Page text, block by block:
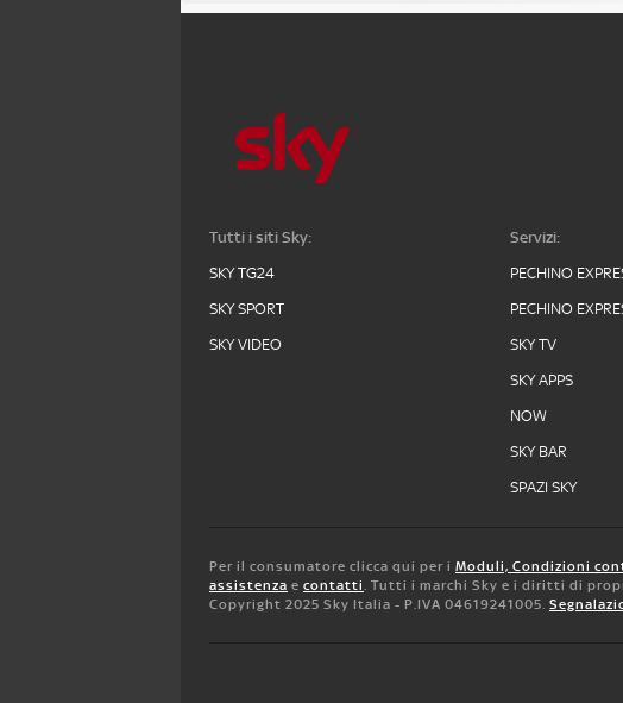
Tutti i siti Sky:
SKY TG24
SKY SPORT
SKY VIDEO
Servizi:
PECHINO
PECHINO
SKY TV
SKY APPS
NOW
SKY BAR
SPAZI SKY
Per il consumatore clicca qui per i Moduli, Condizioni
assistenza e contatti. Tutti i marchi Sky e i diritti di
Copyright 2025 Sky Italia - P.IVA 04619241005.